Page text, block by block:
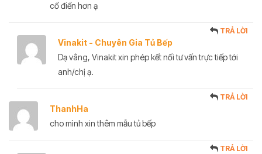
cổ điển hơn ạ
Vinakit - Chuyên Gia Tủ Bếp
TRẢ LỜI
Dạ vâng, Vinakit xin phép kết nối tư vấn trực tiếp tới
anh/chị ạ.
ThanhHa
TRẢ LỜI
cho mình xin thêm mẫu tủ bếp
TRẢ LỜI